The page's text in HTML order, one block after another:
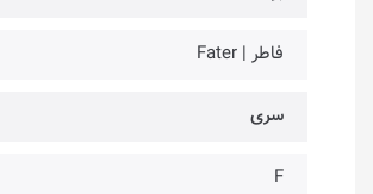
فاطر | Fater
سری
F